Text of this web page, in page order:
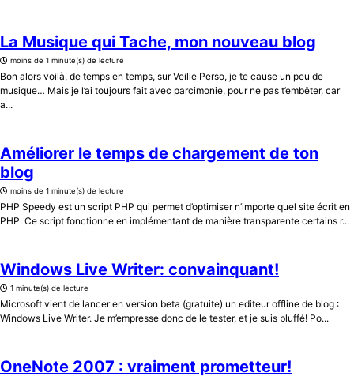
La Musique qui Tache, mon nouveau blog
moins de 1 minute(s) de lecture
Bon alors voilà, de temps en temps, sur Veille Perso, je te cause un peu de
musique… Mais je l’ai toujours fait avec parcimonie, pour ne pas t’embêter, car
a...
Améliorer le temps de chargement de ton
blog
moins de 1 minute(s) de lecture
PHP Speedy est un script PHP qui permet d’optimiser n’importe quel site écrit en
PHP. Ce script fonctionne en implémentant de manière transparente certains r...
Windows Live Writer: convainquant!
1 minute(s) de lecture
Microsoft vient de lancer en version beta (gratuite) un editeur offline de blog :
Windows Live Writer. Je m’empresse donc de le tester, et je suis bluffé! Po...
OneNote 2007 : vraiment prometteur!